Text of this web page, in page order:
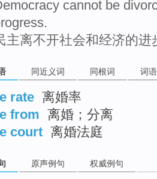
cannot be
主离不开社会和经济的进
同近义词 同根词 词
rate 离婚率
from 离婚；分离
court 离婚法庭
原声例句 权威例句